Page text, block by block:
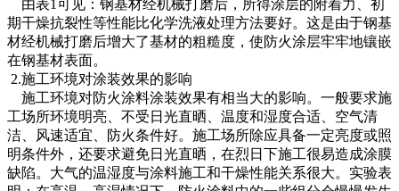
由表1可见：钢基材经机械打磨后，所得涂层的附着力、初
期干燥抗裂性等性能比化学洗液处理方法要好。这是由于钢基
材经机械打磨后增大了基材的粗糙度，使防火涂层牢牢地镶嵌
在钢基材表面。
2.施工环境对涂装效果的影响
施工环境对防火涂料涂装效果有相当大的影响。一般要求施
工场所环境明亮、不受日光直晒、温度和湿度合适、空气清
洁、风速适宜、防火条件好。施工场所除应具备一定亮度或照
明条件外，还要求避免日光直晒，在烈日下施工很易造成涂膜
缺陷。大气的温湿度与涂料施工和干燥性能关系很大。实验表